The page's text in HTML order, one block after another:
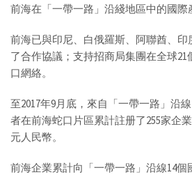
前海在「一帶一路」沿綫地區中的國際
前海已與印尼、白俄羅斯、阿聯酋、
了合作協議；支持招商局集團在全球21
口網絡。
至2017年9月底，來自「一帶一路」沿
者在前海蛇口片區累計註册了255家企
元人民幣。
前海企業累計向「一帶一路」沿線14個